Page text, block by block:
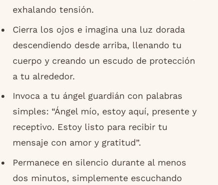
exhalando tensión.
Cierra los ojos e imagina una luz dorada
descendiendo desde arriba, llenando tu
cuerpo y creando un escudo de protección
a tu alrededor.
Invoca a tu ángel guardián con palabras
simples: “Ángel mío, estoy aquí, presente y
receptivo. Estoy listo para recibir tu
mensaje con amor y gratitud”.
Permanece en silencio durante al menos
dos minutos, simplemente escuchando